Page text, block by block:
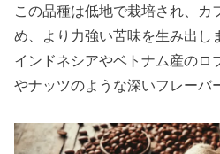
この品種は低地で栽培され、カ
め、より力強い苦味を生み出し
インドネシアやベトナム産のロ
やナッツのような深いフレーバ